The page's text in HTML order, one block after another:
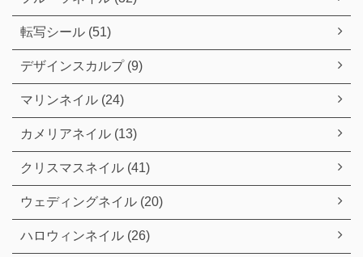
転写シール (51)
デザインスカルプ (9)
マリンネイル (24)
カメリアネイル (13)
クリスマスネイル (41)
ウェディングネイル (20)
ハロウィンネイル (26)